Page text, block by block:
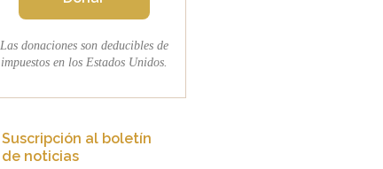
Las donaciones son deducibles de
impuestos en los Estados Unidos.
Suscripción al boletín
de noticias